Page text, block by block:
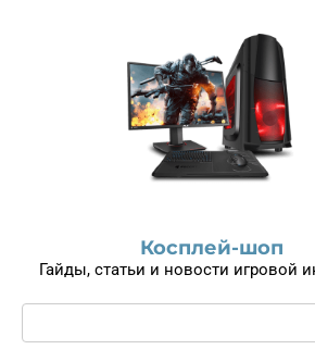
Косплей-шоп
Гайды, статьи и новости игровой
Поиск: